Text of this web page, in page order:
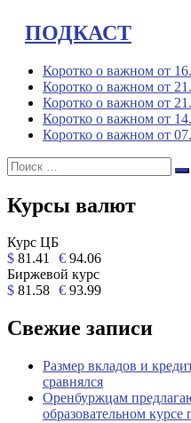
ПОДКАСТ
Коротко о важном от
Коротко о важном от
Коротко о важном от
Коротко о важном от
Коротко о важном от
Поиск:
Курсы валют
Курс ЦБ
$ 81.41 € 94.06
Биржевой курс
$ 81.58 € 93.99
Свежие записи
Размер вкладов и
сравнялся
Оренбуржцам
образовательном